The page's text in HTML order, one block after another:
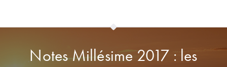
Notes Millésime 2017 : les